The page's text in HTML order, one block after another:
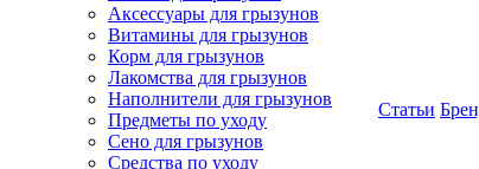
Аксессуары для грызунов
Витамины для грызунов
Корм для грызунов
Лакомства для грызунов
Наполнители для грызунов
Предметы по уходу
Сено для грызунов
Средства по уходу
Статьи